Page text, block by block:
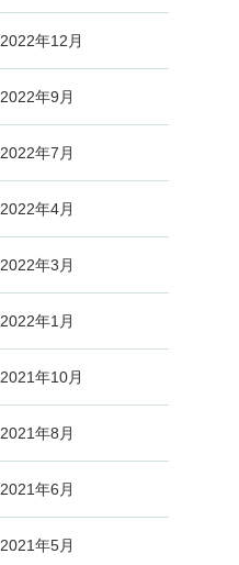
2022年12月
2022年9月
2022年7月
2022年4月
2022年3月
2022年1月
2021年10月
2021年8月
2021年6月
2021年5月